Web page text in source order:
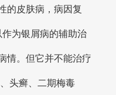
的皮肤病，病因复
为银屑病的辅助治
情。但它并不能治疗
头癣、二期梅毒